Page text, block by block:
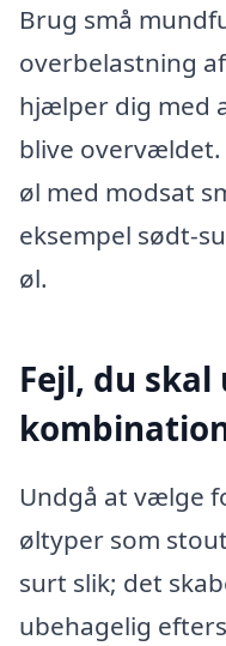
Brug små
overbelastning
hjælper dig med
blive
øl med modsat
eksempel sødt-
øl.
Fejl, du
Undgå at vælge
øltyper som
surt slik; det
ubehagelig